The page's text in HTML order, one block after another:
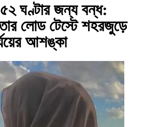
ঘণ্টার জন্য বন্ধ:
লোড টেস্টে শহরজুড়ে
আশঙ্কা